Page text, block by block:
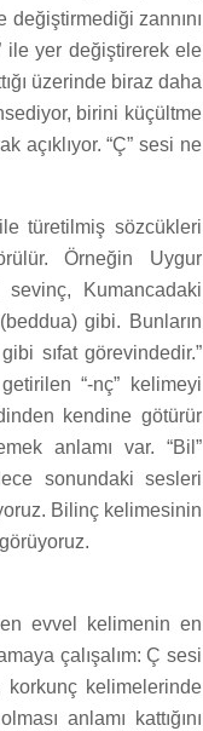
değiştirmediği zannını
ile yer değiştirerek ele
üzerinde biraz daha
birini küçültme
açıklıyor. “Ç” sesi ne
türetilmiş sözcükleri
Örneğin Uygur
Kumancadaki
gibi. Bunların
sıfat görevindedir.”
“-nç” kelimeyi
kendine götürür
anlamı var. “Bil”
sonundaki sesleri
Bilinç kelimesinin
evvel kelimenin en
çalışalım: Ç sesi
kelimelerinde
anlamı kattığını